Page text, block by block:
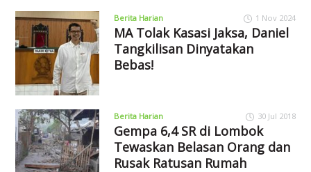
Berita Harian 1 Nov 2024
MA Tolak Kasasi Jaksa, Daniel
Tangkilisan Dinyatakan
Bebas!
Berita Harian 30 Jul 2018
Gempa 6,4 SR di Lombok
Tewaskan Belasan Orang dan
Rusak Ratusan Rumah